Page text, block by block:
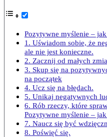
Pozytywne myślenie – jak
1. Uświadom sobie, że
ale nie jest konieczne.
2. Zacznij od małych
3. Skup się na
na początek
4. Ucz się na błędach.
5. Unikaj negatywnych
6. Rób rzeczy, które
Pozytywne myślenie – jak
7. Naucz się być
8. Poświęć się.